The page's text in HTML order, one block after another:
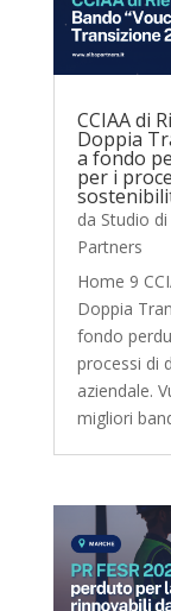
CCIAA di
Doppia
a fondo
per i
da Studio
Partners
Home 9
Doppia
fondo
processi di
aziendale.
migliori